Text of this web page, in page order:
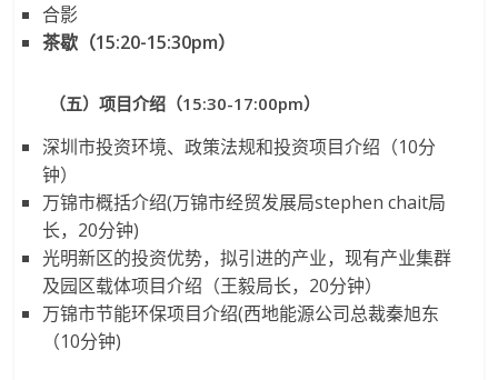
合影
茶歇（15:20-15:30pm）
（五）项目介绍（15:30-17:00pm）
深圳市投资环境、政策法规和投资项目介绍（10分
钟）
万锦市概括介绍(万锦市经贸发展局stephen chait局
长，20分钟)
光明新区的投资优势，拟引进的产业，现有产业集群
及园区载体项目介绍（王毅局长，20分钟）
万锦市节能环保项目介绍(西地能源公司总裁秦旭东
（10分钟)